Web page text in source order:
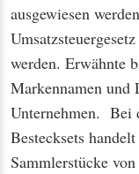
ausgewiesen
werden. Erwähnte
Markennamen und
Unternehmen. Bei
Bestecksets
Sammlerstücke